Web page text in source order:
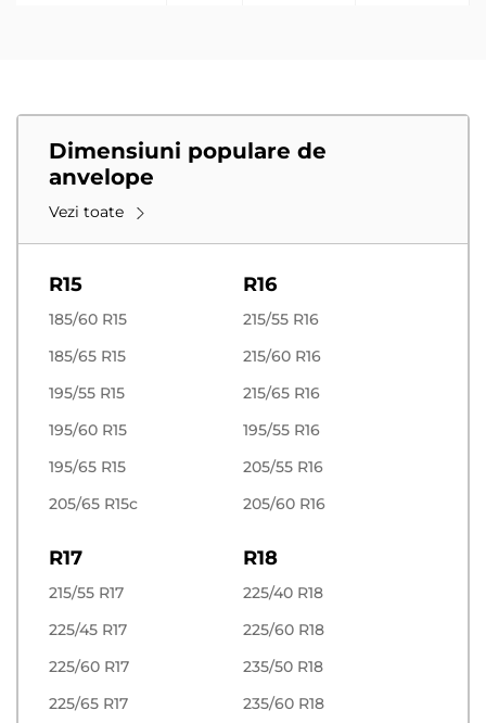
Dimensiuni populare de
anvelope
Vezi toate
R15
185/60 R15
185/65 R15
195/55 R15
195/60 R15
195/65 R15
205/65 R15c
R16
215/55 R16
215/60 R16
215/65 R16
195/55 R16
205/55 R16
205/60 R16
R17
215/55 R17
225/45 R17
225/60 R17
225/65 R17
R18
225/40 R18
225/60 R18
235/50 R18
235/60 R18